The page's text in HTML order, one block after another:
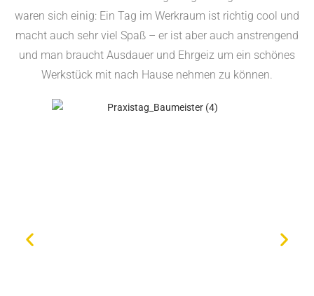
waren sich einig: Ein Tag im Werkraum ist richtig cool und
macht auch sehr viel Spaß – er ist aber auch anstrengend
und man braucht Ausdauer und Ehrgeiz um ein schönes
Werkstück mit nach Hause nehmen zu können.